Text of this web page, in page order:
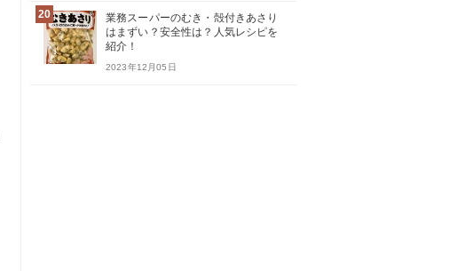
20
業務スーパーのむき・殻付きあさり
はまずい？安全性は？人気レシピを
紹介！
2023年12月05日